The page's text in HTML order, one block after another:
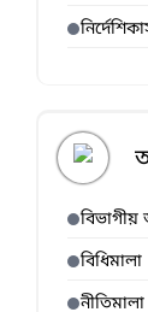
বিধিমালা
নীতিমালা